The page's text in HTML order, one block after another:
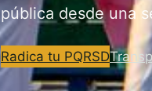
pública desde una
Radica tu PQRSD